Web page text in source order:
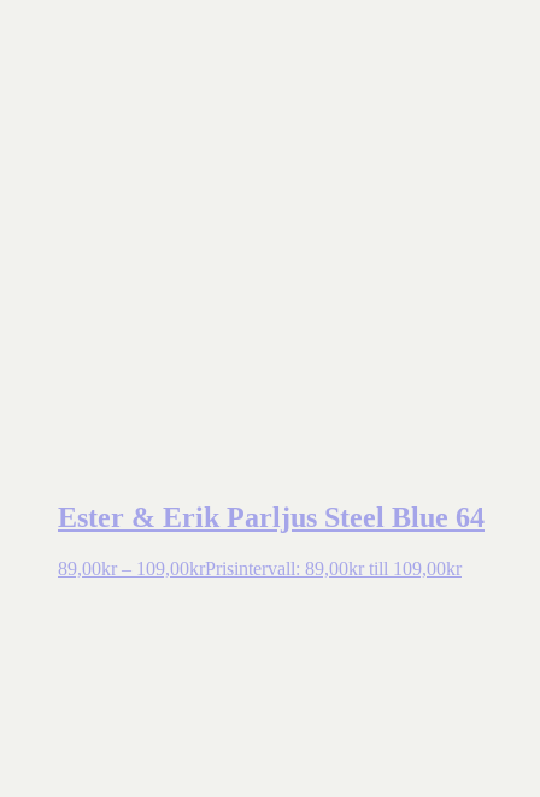
Ester & Erik Parljus Steel Blue 64
89,00kr – 109,00krPrisintervall: 89,00kr till 109,00kr